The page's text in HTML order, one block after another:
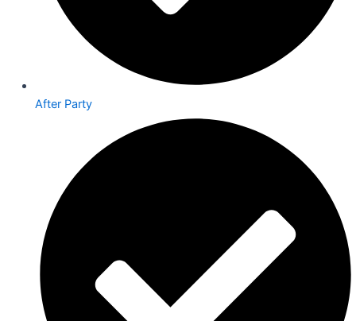
After Party